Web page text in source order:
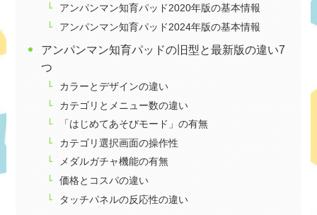
アンパンマン知育パッド2020年版の基本情報
アンパンマン知育パッド2024年版の基本情報
アンパンマン知育パッドの旧型と最新版の違い7
つ
カラーとデザインの違い
カテゴリとメニュー数の違い
「はじめてあそびモード」の有無
カテゴリ選択画面の操作性
メダルガチャ機能の有無
価格とコスパの違い
タッチパネルの反応性の違い